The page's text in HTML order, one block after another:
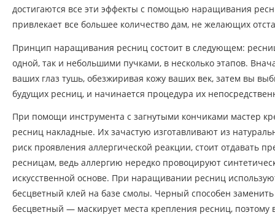
достигаются все эти эффекты с помощью наращивания
привлекает все большее количество дам, не желающих
Принцип наращивания ресниц состоит в следующем:
одной, так и небольшими пучками, в несколько этапов.
ваших глаз тушь, обезжиривая кожу ваших век, затем вы
будущих ресниц, и начинается процедура их
При помощи инструмента с загнутыми кончиками мастер
ресниц накладные. Их зачастую изготавливают из
риск проявления аллергической реакции, стоит отдавать
ресницам, ведь аллергию нередко провоцируют
искусственной основе. При наращивании ресниц
бесцветный клей на базе смолы. Черный способен заменить
бесцветный — маскирует места крепления ресниц, поэтому